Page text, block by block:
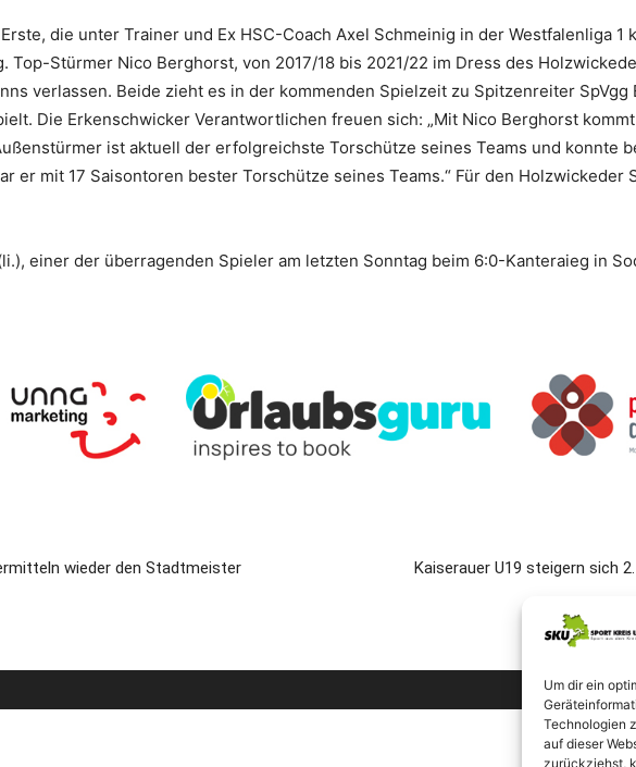
Um dir ein
Technologien
auf dieser
zurückziehst,
die unter Trainer und Ex HSC-Coach Axel Schmeinig in der Westfalenliga 1
Top-Stürmer Nico Berghorst, von 2017/18 bis 2021/22 im Dress des
verlassen. Beide zieht es in der kommenden Spielzeit zu Spitzenreiter SpVgg
Die Erkenschwicker Verantwortlichen freuen sich: „Mit Nico Berghorst
ist aktuell der erfolgreichste Torschütze seines Teams und konnte
er mit 17 Saisontoren bester Torschütze seines Teams.“ Für den Holzwickeder
einer der überragenden Spieler am letzten Sonntag beim 6:0-Kanteraieg in
wieder den Stadtmeister Kaiserauer U19 steigern sich